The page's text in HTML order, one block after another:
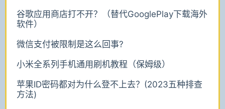
谷歌应用商店打不开？（替代GooglePlay下载海外
软件）
微信支付被限制是这么回事?
小米全系列手机通用刷机教程（保姆级）
苹果ID密码都对为什么登不上去？(2023五种排查
方法)